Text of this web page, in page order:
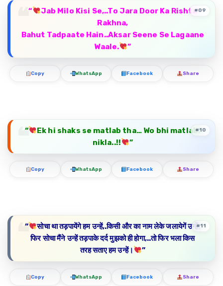
“
Jab Milo Kisi Se,..To Jara Door Ka Rishta
Rakhna,
Bahut Tadpaate Hain..Aksar Seene Se Lagaane
Waale.
”
#09
Copy WhatsApp Facebook Share
“
Ek hi shaks se matlab tha… Wo bhi matlabi
nikla..!!
”
#10
Copy WhatsApp Facebook Share
“
सोचा था तड़पायेंगे हम उन्हें,.किसी और का नाम लेके जलायेगें उन्हें,
फिर सोचा मैंने उन्हें तड़पाके दर्द मुझको ही होगा,..तो फिर भला किस
तरह सताए हम उन्हें।
”
#11
Copy WhatsApp Facebook Share